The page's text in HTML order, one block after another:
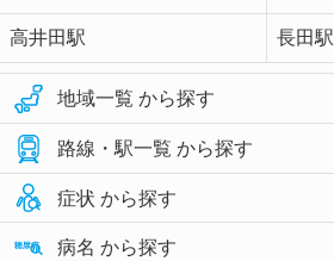
高井田駅 長田駅
地域一覧 から探す
路線・駅一覧 から探す
症状 から探す
病名 から探す